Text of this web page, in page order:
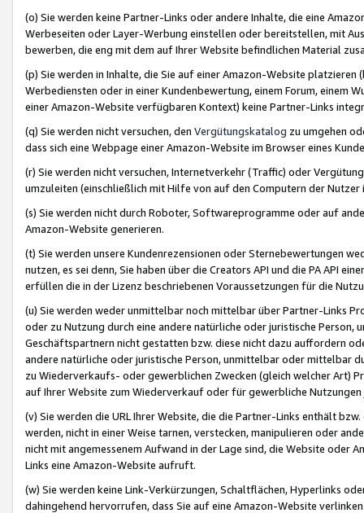
(o) Sie werden keine Partner-Links oder andere Inhalte, die eine
Werbeseiten oder Layer-Werbung einstellen oder bereitstellen, mit
bewerben, die eng mit dem auf Ihrer Website befindlichen Material
(p) Sie werden in Inhalte, die Sie auf einer Amazon-Website
Werbediensten oder in einer Kundenbewertung, einem Forum, einem
einer Amazon-Website verfügbaren Kontext) keine Partner-Links
(q) Sie werden nicht versuchen, den Vergütungskatalog zu umgehen
dass sich eine Webpage einer Amazon-Website im Browser eines
(r) Sie werden nicht versuchen, Internetverkehr (Traffic) oder
umzuleiten (einschließlich mit Hilfe von auf den Computern der
(s) Sie werden nicht durch Roboter, Softwareprogramme oder auf
Amazon-Website generieren.
(t) Sie werden unsere Kundenrezensionen oder Sternebewertungen
nutzen, es sei denn, Sie haben über die Creators API und die PA API
erfüllen die in der Lizenz beschriebenen Voraussetzungen für die
(u) Sie werden weder unmittelbar noch mittelbar über Partner-Links
oder zu Nutzung durch eine andere natürliche oder juristische
Geschäftspartnern nicht gestatten bzw. diese nicht dazu auffordern
andere natürliche oder juristische Person, unmittelbar oder mittelbar
zu Wiederverkaufs- oder gewerblichen Zwecken (gleich welcher Art)
auf Ihrer Website zum Wiederverkauf oder für gewerbliche
(v) Sie werden die URL Ihrer Website, die die Partner-Links enthält
werden, nicht in einer Weise tarnen, verstecken, manipulieren oder
nicht mit angemessenem Aufwand in der Lage sind, die Website oder
Links eine Amazon-Website aufruft.
(w) Sie werden keine Link-Verkürzungen, Schaltflächen, Hyperlinks
dahingehend hervorrufen, dass Sie auf eine Amazon-Website